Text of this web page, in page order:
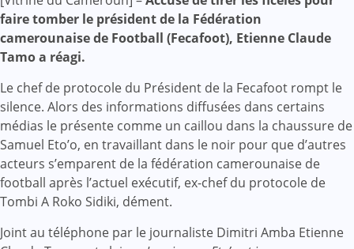
Mail
faire tomber le président de la Fédération
camerounaise de Football (Fecafoot), Etienne Claude
Tamo a réagi.
Le chef de protocole du Président de la Fecafoot rompt le
silence. Alors des informations diffusées dans certains
médias le présente comme un caillou dans la chaussure de
Samuel Eto’o, en travaillant dans le noir pour que d’autres
acteurs s’emparent de la fédération camerounaise de
football après l’actuel exécutif, ex-chef du protocole de
Tombi A Roko Sidiki, dément.
Joint au téléphone par le journaliste Dimitri Amba Etienne